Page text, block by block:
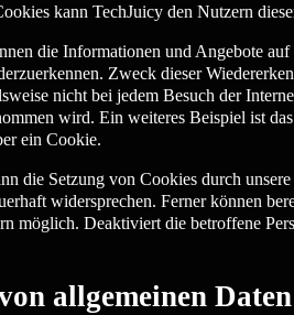
kann TechJuicy den Nutzern
die Informationen und Angebote
Zweck dieser
nicht bei jedem Besuch der
wird. Ein weiteres Beispiel ist
ein Cookie.
die Setzung von Cookies durch
widersprechen. Ferner können
möglich. Deaktiviert die betroffene
allgemeinen